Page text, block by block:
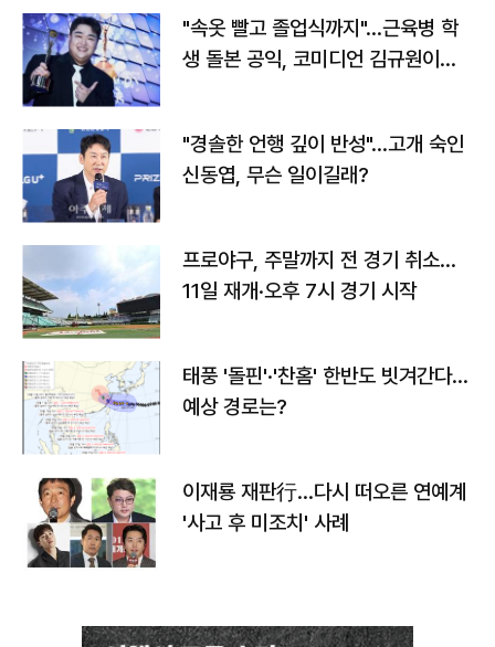
"속옷 빨고 졸업식까지"…근육병 학
생 돌본 공익, 코미디언 김규원이었
"경솔한 언행 깊이 반성"…고개 숙인
신동엽, 무슨 일이길래?
프로야구, 주말까지 전 경기 취소…
11일 재개·오후 7시 경기 시작
태풍 '돌핀'·'찬홈' 한반도 빗겨간다…
예상 경로는?
이재룡 재판行…다시 떠오른 연예계
'사고 후 미조치' 사례